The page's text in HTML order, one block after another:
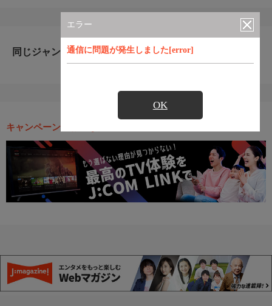
エラー
通信に問題が発生しました[error]
OK
同じジャンルのおすすめ番組
キャンペーン・お得な情報